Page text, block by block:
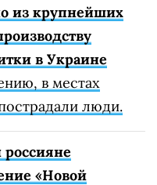
из крупнейших
в Украине
в местах
люди.
«Новой